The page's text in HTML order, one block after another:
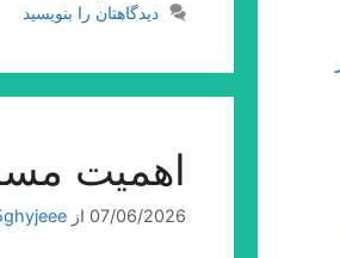
دیدگاهتان را بنویسید
اهمیت
07/06/2026 از